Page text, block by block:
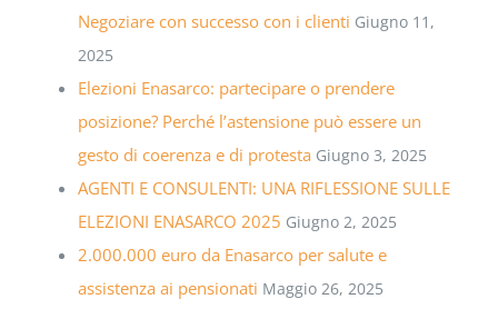
Negoziare con successo con i clienti Giugno 11,
2025
Elezioni Enasarco: partecipare o prendere
posizione? Perché l’astensione può essere un
gesto di coerenza e di protesta Giugno 3, 2025
AGENTI E CONSULENTI: UNA RIFLESSIONE SULLE
ELEZIONI ENASARCO 2025 Giugno 2, 2025
2.000.000 euro da Enasarco per salute e
assistenza ai pensionati Maggio 26, 2025